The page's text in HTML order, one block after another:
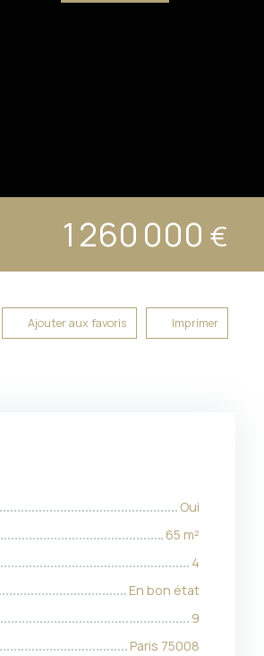
1 260 000 €
Ajouter aux favoris Imprimer
Oui
65 m²
4
En bon état
9
Paris 75008